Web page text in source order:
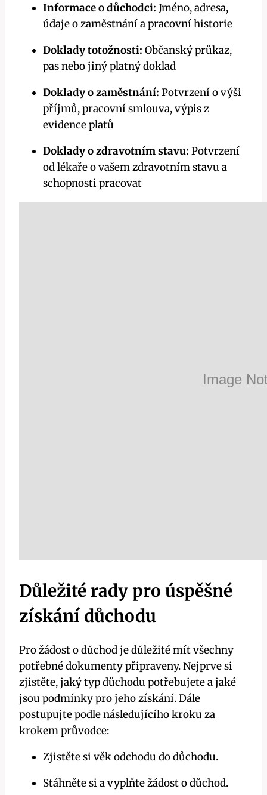
Informace o důchodci: Jméno, adresa,
údaje o zaměstnání a pracovní historie
Doklady totožnosti: Občanský průkaz,
pas nebo jiný platný doklad
Doklady o zaměstnání: Potvrzení o výši
příjmů, pracovní smlouva, výpis z
evidence platů
Doklady o zdravotním stavu: Potvrzení
od lékaře o vašem zdravotním stavu a
schopnosti pracovat
Důležité rady pro úspěšné
získání důchodu
Pro žádost o důchod je důležité mít všechny
potřebné dokumenty připraveny. Nejprve si
zjistěte, jaký typ důchodu potřebujete a jaké
jsou podmínky pro jeho získání. Dále
postupujte podle následujícího kroku za
krokem průvodce:
Zjistěte si věk odchodu do důchodu.
Stáhněte si a vyplňte žádost o důchod.